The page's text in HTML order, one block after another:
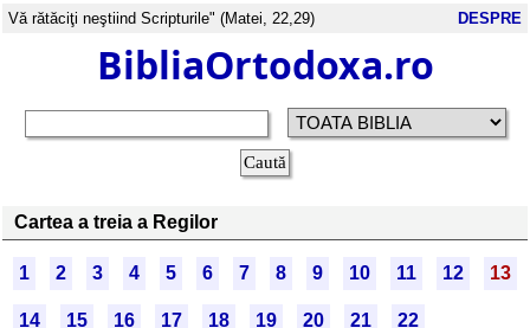
Vă rătăciţi neştiind Scripturile" (Matei, 22,29) DESPRE
BibliaOrtodoxa.ro
Cartea a treia a Regilor
1 2 3 4 5 6 7 8 9 10 11 12 13
14 15 16 17 18 19 20 21
22